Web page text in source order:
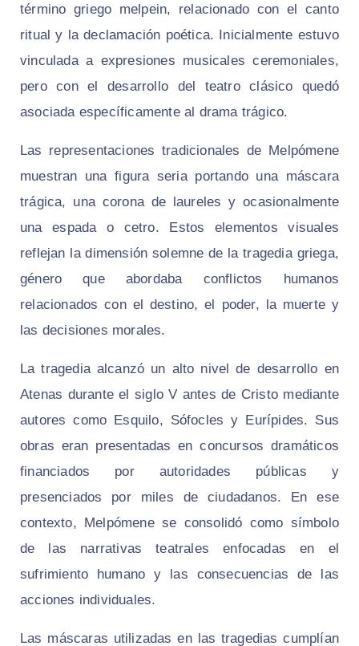
término griego melpein, relacionado con el canto
ritual y la declamación poética. Inicialmente estuvo
vinculada a expresiones musicales ceremoniales,
pero con el desarrollo del teatro clásico quedó
asociada específicamente al drama trágico.
Las representaciones tradicionales de Melpómene
muestran una figura seria portando una máscara
trágica, una corona de laureles y ocasionalmente
una espada o cetro. Estos elementos visuales
reflejan la dimensión solemne de la tragedia griega,
género que abordaba conflictos humanos
relacionados con el destino, el poder, la muerte y
las decisiones morales.
La tragedia alcanzó un alto nivel de desarrollo en
Atenas durante el siglo V antes de Cristo mediante
autores como Esquilo, Sófocles y Eurípides. Sus
obras eran presentadas en concursos dramáticos
financiados por autoridades públicas y
presenciados por miles de ciudadanos. En ese
contexto, Melpómene se consolidó como símbolo
de las narrativas teatrales enfocadas en el
sufrimiento humano y las consecuencias de las
acciones individuales.
Las máscaras utilizadas en las tragedias cumplían